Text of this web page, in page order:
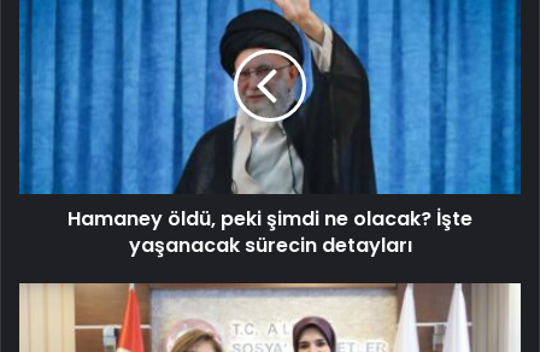
Hamaney öldü, peki şimdi ne olacak? İşte
yaşanacak sürecin detayları